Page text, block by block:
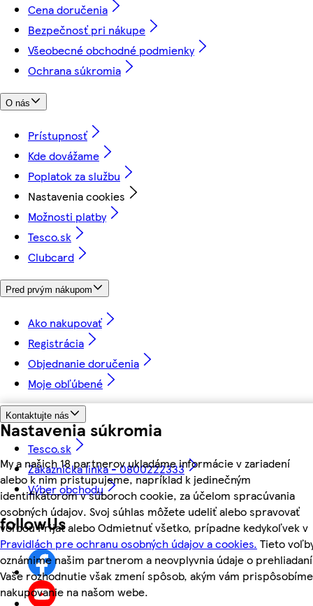
Nastavenia súkromia
My a našich 18 partnerov ukladáme informácie v zariadení
alebo k nim pristupujeme, napríklad k jedinečným
identifikátorom v súboroch cookie, za účelom spracúvania
osobných údajov. Svoj súhlas môžete udeliť alebo spravovať
voľbou Prijať alebo Odmietnuť všetko, prípadne kedykoľvek v
Pravidlách pre ochranu osobných údajov a cookies. Tieto
oznámime našim partnerom a neovplyvnia údaje o
Vaše rozhodnutie však zmení spôsob, akým vám prispôsobíme
nakupovanie na našom webe.
Cena doručenia
Bezpečnosť pri nákupe
Všeobecné obchodné podmienky
Ochrana súkromia
O nás
Prístupnosť
Kde dovážame
Poplatok za službu
Nastavenia cookies
Možnosti platby
Tesco.sk
Clubcard
Pred prvým nákupom
Ako nakupovať
Registrácia
Objednanie doručenia
Moje obľúbené
Kontaktujte nás
Tesco.sk
Zákaznícka linka - 0800222333
Výber obchodu
followUs